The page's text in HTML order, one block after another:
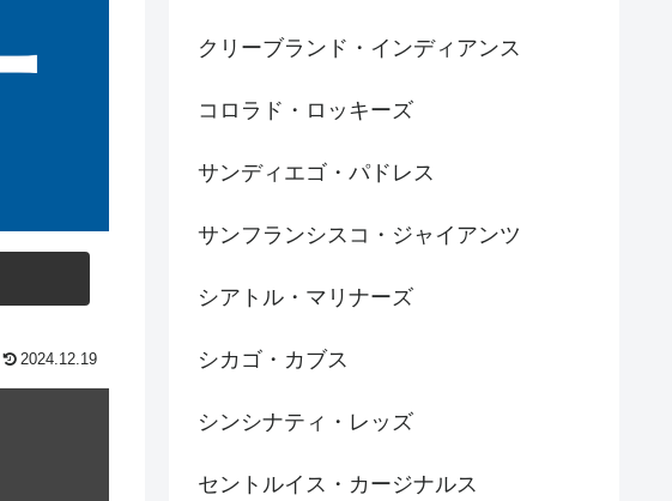
2024.12.19
クリーブランド・インディアンス
コロラド・ロッキーズ
サンディエゴ・パドレス
サンフランシスコ・ジャイアンツ
シアトル・マリナーズ
シカゴ・カブス
シンシナティ・レッズ
セントルイス・カージナルス